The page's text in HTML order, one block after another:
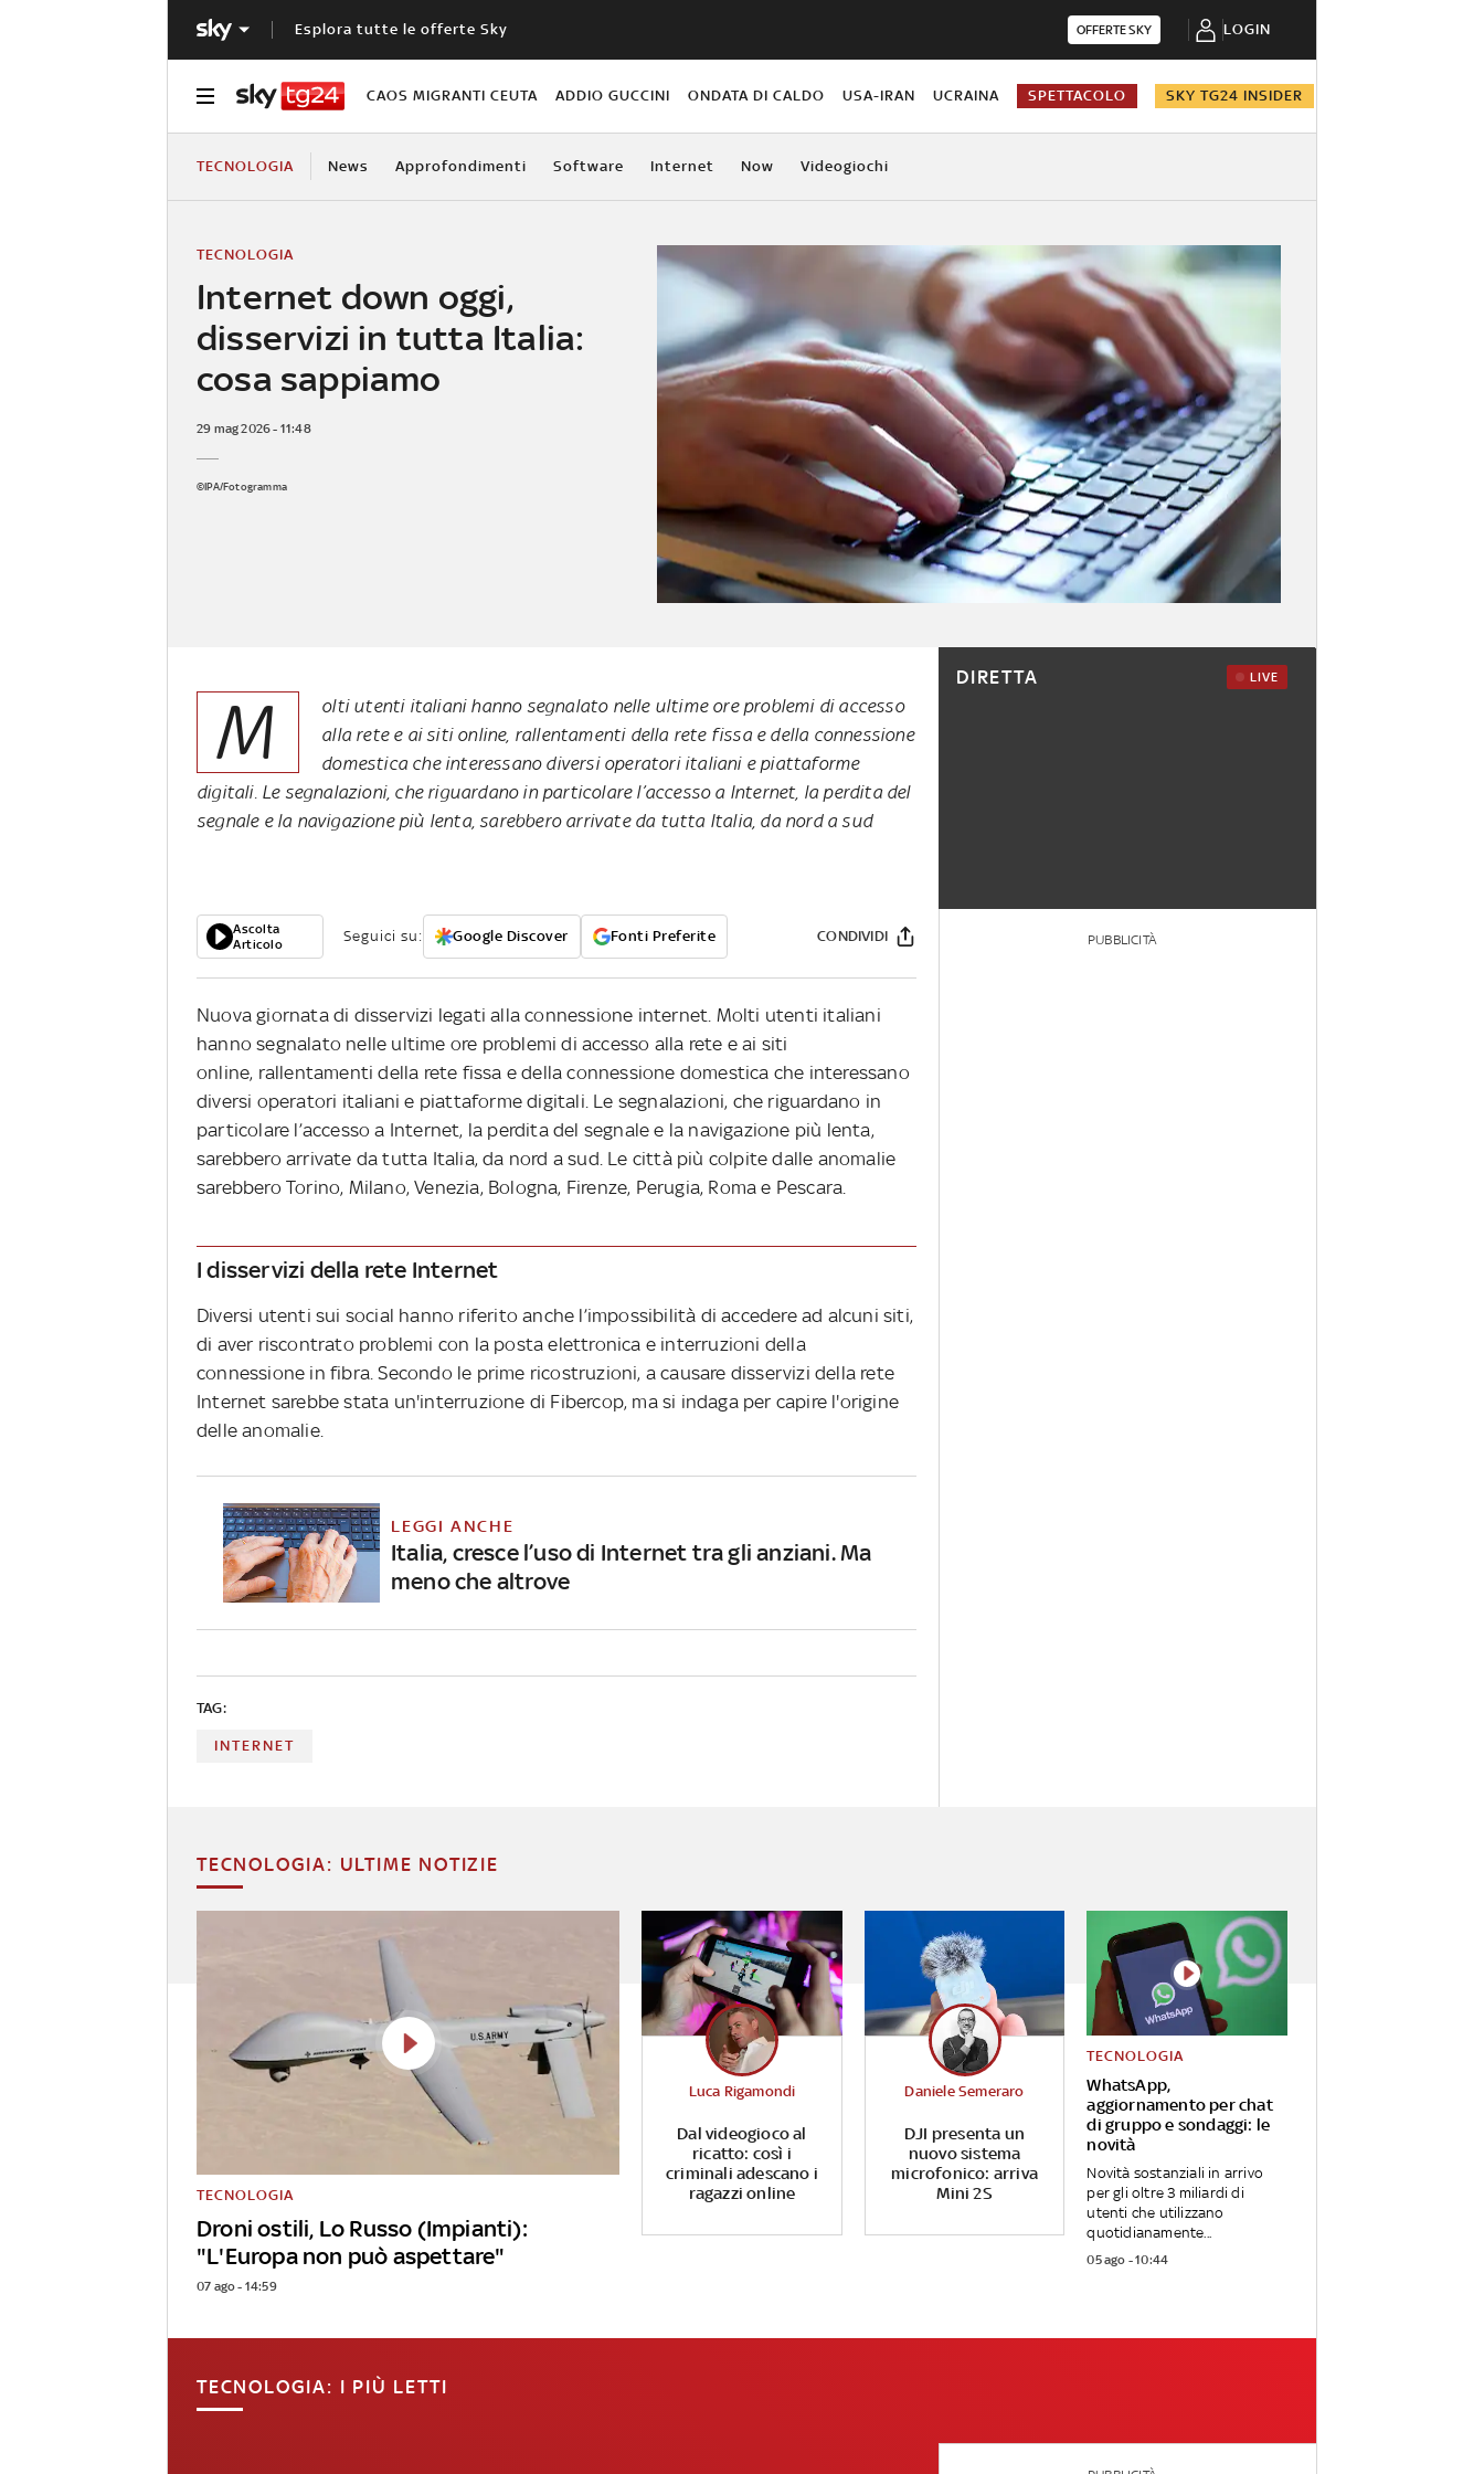
Esplora tutte le offerte Sky OFFERTE SKY LOGIN
CAOS MIGRANTI CEUTA ADDIO GUCCINI ONDATA DI CALDO USA-IRAN UCRAINA SPETTACOLO SKY TG24 INSIDER
TECNOLOGIA News Approfondimenti Software Internet Now Videogiochi
Internet down oggi,
disservizi in tutta Italia:
cosa sappiamo
TECNOLOGIA
29 mag 2026 - 11:48
©IPA/Fotogramma
M
olti utenti italiani hanno segnalato nelle ultime ore problemi di accesso
alla rete e ai siti online, rallentamenti della rete fissa e della connessione
domestica che interessano diversi operatori italiani e piattaforme
digitali. Le segnalazioni, che riguardano in particolare l’accesso a Internet, la perdita del
segnale e la navigazione più lenta, sarebbero arrivate da tutta Italia, da nord a sud
Ascolta
Articolo
Seguici su: Google Discover Fonti Preferite CONDIVIDI
Nuova giornata di disservizi legati alla connessione internet. Molti utenti italiani
hanno segnalato nelle ultime ore problemi di accesso alla rete e ai siti
online, rallentamenti della rete fissa e della connessione domestica che interessano
diversi operatori italiani e piattaforme digitali. Le segnalazioni, che riguardano in
particolare l’accesso a Internet, la perdita del segnale e la navigazione più lenta,
sarebbero arrivate da tutta Italia, da nord a sud. Le città più colpite dalle anomalie
sarebbero Torino, Milano, Venezia, Bologna, Firenze, Perugia, Roma e Pescara.
I disservizi della rete Internet
Diversi utenti sui social hanno riferito anche l’impossibilità di accedere ad alcuni siti,
di aver riscontrato problemi con la posta elettronica e interruzioni della
connessione in fibra. Secondo le prime ricostruzioni, a causare disservizi della rete
Internet sarebbe stata un'interruzione di Fibercop, ma si indaga per capire l'origine
delle anomalie.
LEGGI ANCHE
Italia, cresce l’uso di Internet tra gli anziani. Ma
meno che altrove
TAG:
INTERNET
DIRETTA LIVE
PUBBLICITÀ
TECNOLOGIA: ULTIME NOTIZIE
Droni ostili, Lo Russo (Impianti):
"L'Europa non può aspettare"
TECNOLOGIA
07 ago - 14:59
Dal videogioco al
ricatto: così i
criminali adescano i
ragazzi online
Luca Rigamondi
DJI presenta un
nuovo sistema
microfonico: arriva
Mini 2S
Daniele Semeraro
WhatsApp,
aggiornamento per chat
di gruppo e sondaggi: le
novità
TECNOLOGIA
Novità sostanziali in arrivo
per gli oltre 3 miliardi di
utenti che utilizzano
quotidianamente...
05 ago - 10:44
TECNOLOGIA: I PIÙ LETTI